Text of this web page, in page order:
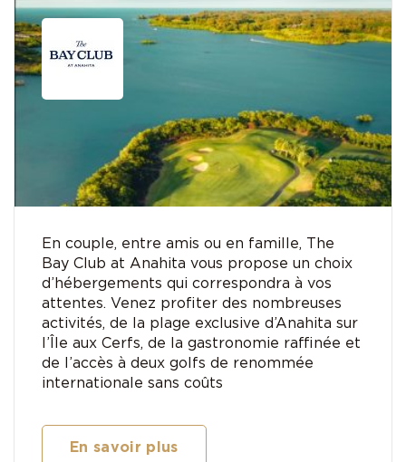
En couple, entre amis ou en famille, The
Bay Club at Anahita vous propose un choix
d’hébergements qui correspondra à vos
attentes. Venez proﬁter des nombreuses
activités, de la plage exclusive d’Anahita sur
l’Île aux Cerfs, de la gastronomie raffinée et
de l’accès à deux golfs de renommée
internationale sans coûts
En savoir plus